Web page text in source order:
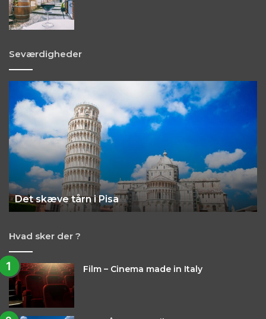
Seværdigheder
skæve
tårn
i
Pisa
Det skæve tårn i Pisa
Hvad sker der ?
Film – Cinema made in Italy